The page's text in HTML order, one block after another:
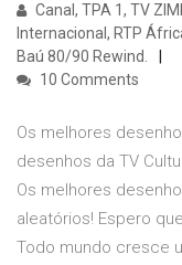
Canal, TPA 1, TV
Internacional, RTP
Baú 80/90 Rewind.
10 Comments
Os melhores
desenhos da TV
Os melhores
aleatórios! Espero
Todo mundo cresce